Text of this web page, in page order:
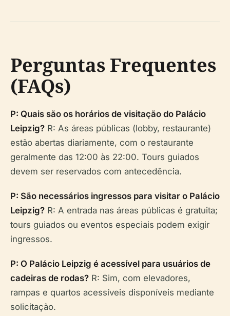
Perguntas Frequentes
(FAQs)
P: Quais são os horários de visitação do Palácio
Leipzig? R: As áreas públicas (lobby, restaurante)
estão abertas diariamente, com o restaurante
geralmente das 12:00 às 22:00. Tours guiados
devem ser reservados com antecedência.
P: São necessários ingressos para visitar o Palácio
Leipzig? R: A entrada nas áreas públicas é gratuita;
tours guiados ou eventos especiais podem exigir
ingressos.
P: O Palácio Leipzig é acessível para usuários de
cadeiras de rodas? R: Sim, com elevadores,
rampas e quartos acessíveis disponíveis mediante
solicitação.